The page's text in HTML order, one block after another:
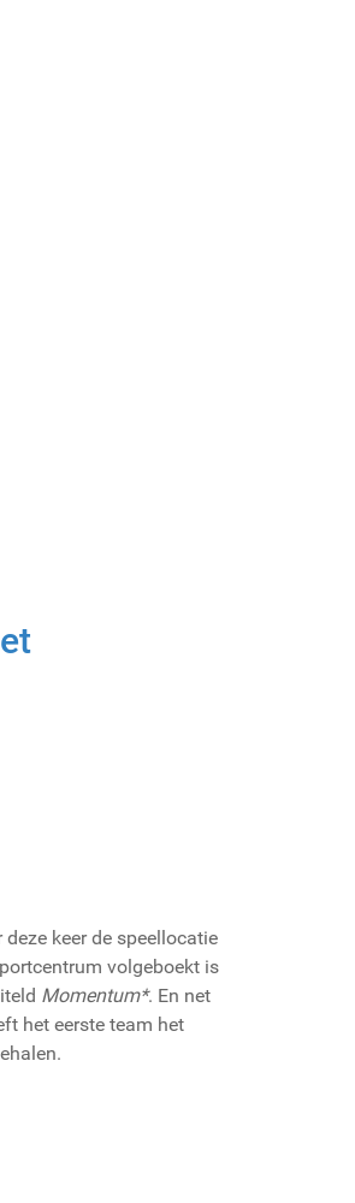
keer de speellocatie
volgeboekt is
Momentum*. En net
het eerste team het